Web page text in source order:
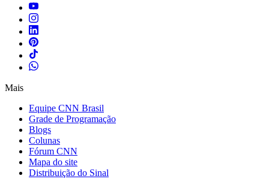
Mais
Equipe CNN Brasil
Grade de Programação
Blogs
Colunas
Fórum CNN
Mapa do site
Distribuição do Sinal